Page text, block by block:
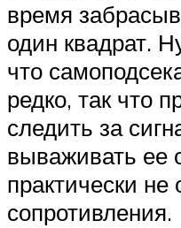
время
один квадрат.
что
редко, так что
следить за
вываживать ее
практически не
сопротивления.